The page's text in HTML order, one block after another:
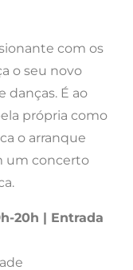
com os
o seu novo
danças. É ao
própria como
o arranque
um concerto
20h | Entrada